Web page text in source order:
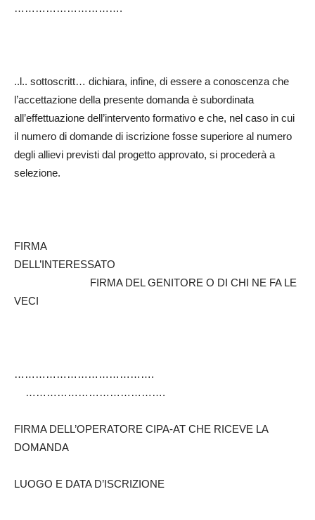
………………………….
..l.. sottoscritt… dichiara, infine, di essere a conoscenza che
l’accettazione della presente domanda è subordinata
all’effettuazione dell’intervento formativo e che, nel caso in cui
il numero di domande di iscrizione fosse superiore al numero
degli allievi previsti dal progetto approvato, si procederà a
selezione.
FIRMA
DELL’INTERESSATO
FIRMA DEL GENITORE O DI CHI NE FA LE
VECI
………………………………….
………………………………….
FIRMA DELL’OPERATORE CIPA-AT CHE RICEVE LA
DOMANDA
LUOGO E DATA D’ISCRIZIONE